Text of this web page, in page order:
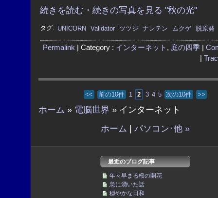
続きを読む・続きの写真を見る "秋の光"
タグ: UNICORN Validator ツツジ ナンテン ムクゲ 脱原発
Permalink | Category : インターネット , 庭の四季|
<< 前の10件 1 2 3 4 5 次の10件 >>
ホーム » 電脳世界 » インターネット
ホーム
パソコン･他 »
最近のブログ記事
年々早まる桜の開花
急に湧いた話
穏やかな日和